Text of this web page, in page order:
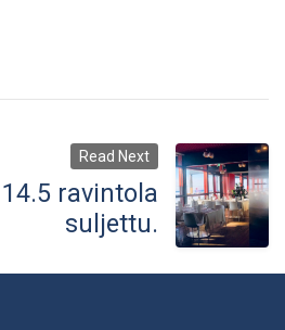
Read Next
ravintola
suljettu.